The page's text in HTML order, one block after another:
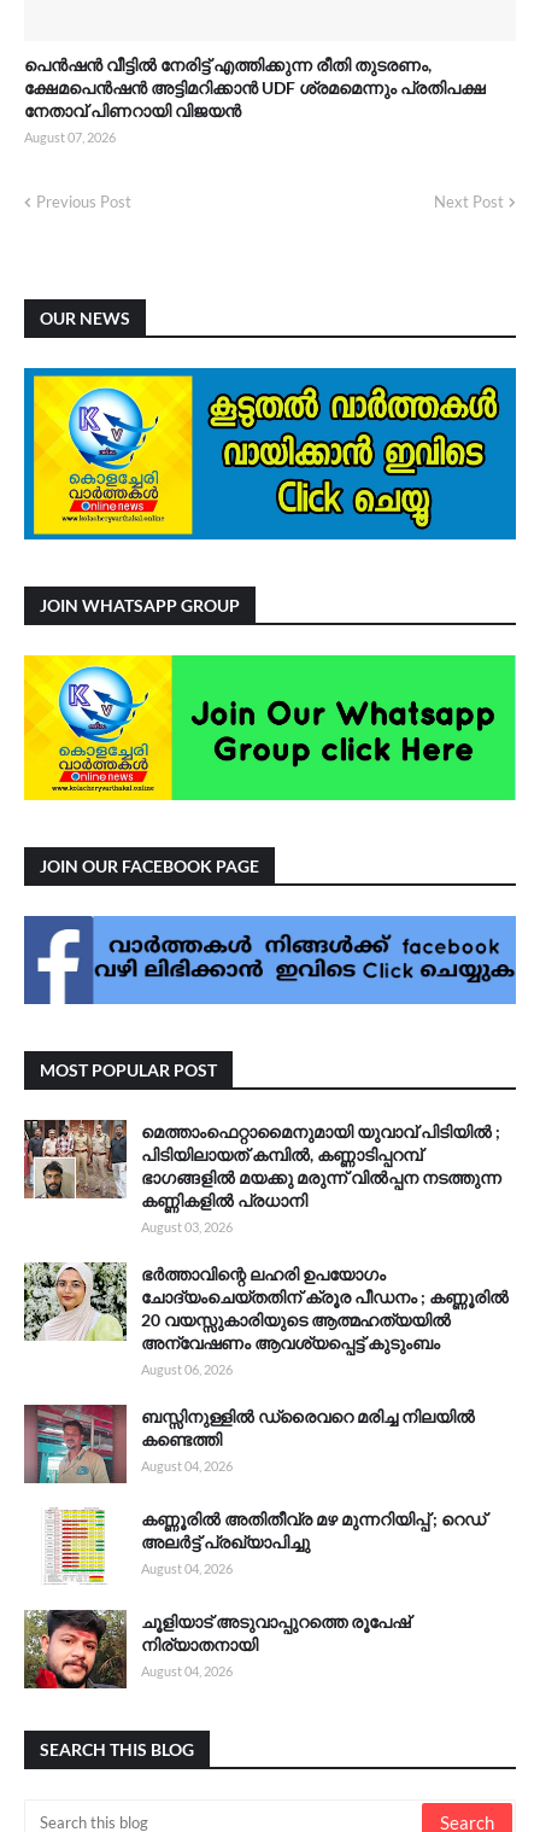
പെൻഷൻ വീട്ടിൽ നേരിട്ട് എത്തിക്കുന്ന രീതി തുടരണം,
ക്ഷേമപെൻഷൻ അട്ടിമറിക്കാൻ UDF ശ്രമമെന്നും പ്രതിപക്ഷ
നേതാവ് പിണറായി വിജയൻ
August 07, 2026
Previous Post Next Post
OUR NEWS
JOIN WHATSAPP GROUP
JOIN OUR FACEBOOK PAGE
MOST POPULAR POST
മെത്താംഫെറ്റാമൈനുമായി യുവാവ് പിടിയിൽ ;
പിടിയിലായത് കമ്പിൽ, കണ്ണാടിപ്പറമ്പ്
ഭാഗങ്ങളിൽ മയക്കു മരുന്ന് വിൽപ്പന നടത്തുന്ന
കണ്ണികളിൽ പ്രധാനി
August 03, 2026
ഭർത്താവിന്റെ ലഹരി ഉപയോഗം
ചോദ്യംചെയ്തതിന് ക്രൂര പീഡനം ; കണ്ണൂരിൽ
20 വയസ്സുകാരിയുടെ ആത്മഹത്യയിൽ
അന്വേഷണം ആവശ്യപ്പെട്ട് കുടുംബം
August 06, 2026
ബസ്സിനുള്ളിൽ ഡ്രൈവറെ മരിച്ച നിലയിൽ
കണ്ടെത്തി
August 04, 2026
കണ്ണൂരിൽ അതിതീവ്ര മഴ മുന്നറിയിപ്പ് ; റെഡ്
അലർട്ട് പ്രഖ്യാപിച്ചു
August 04, 2026
ചൂളിയാട് അടുവാപ്പുറത്തെ രൂപേഷ്
നിര്യാതനായി
August 04, 2026
SEARCH THIS BLOG